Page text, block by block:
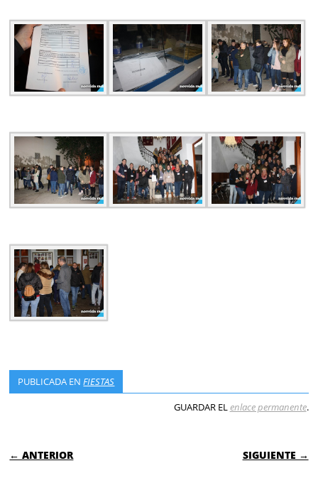
PUBLICADA ENFIESTAS
GUARDAR ELenlace permanente.
NAVEGACIÓN DE ENTRADAS
← ANTERIOR SIGUIENTE →